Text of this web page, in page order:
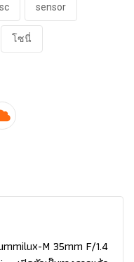
sensor
โซนี่
Cloud
M 35mm F/1.4